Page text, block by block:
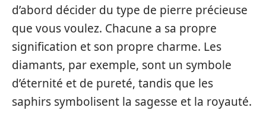
d’abord décider du type de pierre précieuse
que vous voulez. Chacune a sa propre
signification et son propre charme. Les
diamants, par exemple, sont un symbole
d’éternité et de pureté, tandis que les
saphirs symbolisent la sagesse et la royauté.